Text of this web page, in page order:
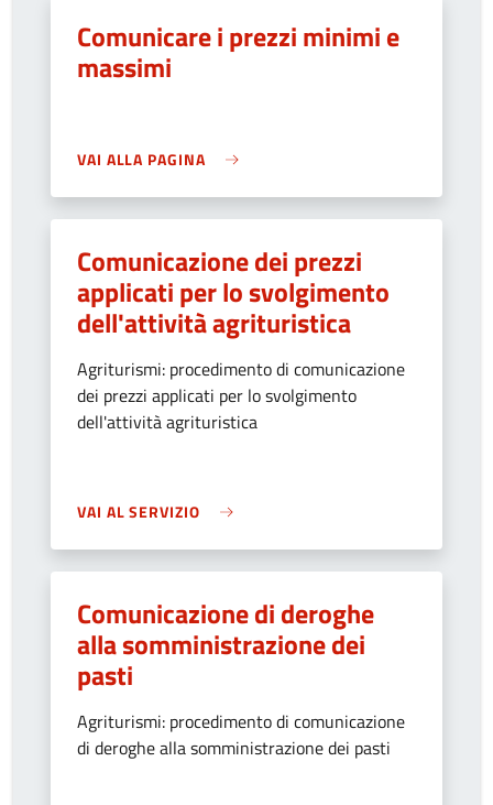
Comunicare i prezzi minimi e
massimi
VAI ALLA PAGINA
Comunicazione dei prezzi
applicati per lo svolgimento
dell'attività agrituristica
Agriturismi: procedimento di comunicazione
dei prezzi applicati per lo svolgimento
dell'attività agrituristica
VAI AL SERVIZIO
Comunicazione di deroghe
alla somministrazione dei
pasti
Agriturismi: procedimento di comunicazione
di deroghe alla somministrazione dei pasti